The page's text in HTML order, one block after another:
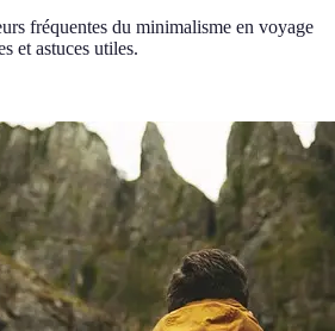
fréquentes du minimalisme en voyage
et astuces utiles.